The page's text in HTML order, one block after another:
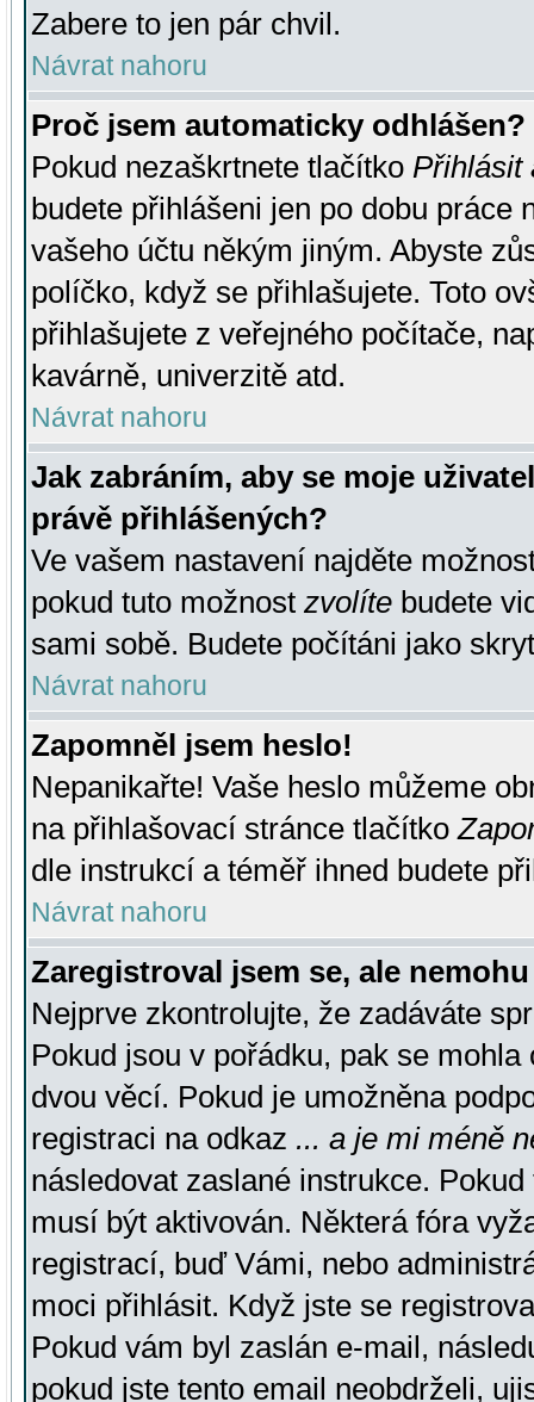
Zabere to jen pár chvil.
Návrat nahoru
Proč jsem automaticky odhlášen?
Pokud nezaškrtnete tlačítko Přihlásit
budete přihlášeni jen po dobu práce
vašeho účtu někým jiným. Abyste
políčko, když se přihlašujete. Toto
přihlašujete z veřejného počítače,
kavárně, univerzitě atd.
Návrat nahoru
Jak zabráním, aby se moje
právě přihlášených?
Ve vašem nastavení najděte
pokud tuto možnost zvolíte budete
sami sobě. Budete počítáni jako
Návrat nahoru
Zapomněl jsem heslo!
Nepanikařte! Vaše heslo můžeme
na přihlašovací stránce tlačítko
dle instrukcí a téměř ihned budete
Návrat nahoru
Zaregistroval jsem se, ale
Nejprve zkontrolujte, že zadáváte
Pokud jsou v pořádku, pak se
dvou věcí. Pokud je umožněna
registraci na odkaz ... a je mi méně
následovat zaslané instrukce.
musí být aktivován. Některá fóra
registrací, buď Vámi, nebo
moci přihlásit. Když jste se
Pokud vám byl zaslán e-mail,
pokud jste tento email neobdrželi,